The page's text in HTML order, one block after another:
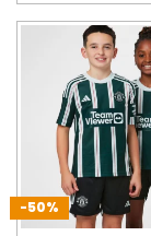
-50%